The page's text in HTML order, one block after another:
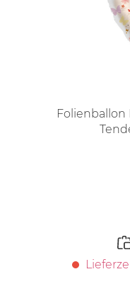
Folienballon